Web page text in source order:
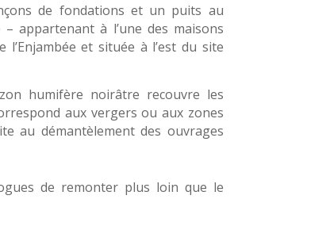
de fondations et un puits au
appartenant à l’une des maisons
et située à l’est du site
humifère noirâtre recouvre les
aux vergers ou aux zones
au démantèlement des ouvrages
de remonter plus loin que le